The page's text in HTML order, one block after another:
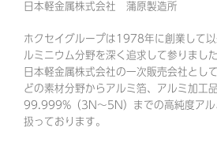
日本軽金属株式会社 蒲原製造所
ホクセイグループは1978年に創業して
ルミニウム分野を深く追求して参りました
日本軽金属株式会社の一次販売会社とし
どの素材分野からアルミ箔、アルミ加工
99.999%（3N～5N）までの高純度アル
扱っております。